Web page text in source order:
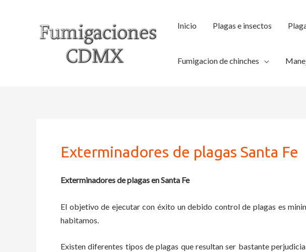
Inicio Plagas e insectos
Fumigacion de chinches
Exterminadores de plagas Santa Fe
Exterminadores de plagas en Santa Fe
El objetivo de ejecutar con éxito un debido control de plagas es
habitamos.
Existen diferentes tipos de plagas que resultan ser bastante